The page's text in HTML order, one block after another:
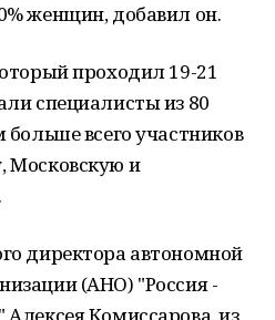
женщин, добавил он.
проходил 19-21
специалисты из 80
всего участников
Московскую и
директора автономной
(АНО) "Россия -